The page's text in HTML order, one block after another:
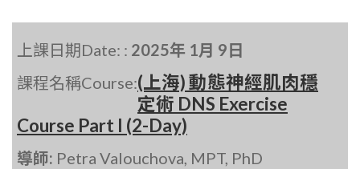
上課日期Date: : 2025年 1月 9日
課程名稱Course:(上海) 動態神經肌肉穩
定術 DNS Exercise
Course Part I (2-Day)
導師: Petra Valouchova, MPT, PhD